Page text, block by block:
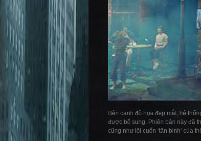
Bên cạnh đồ họa đẹp mắt, hệ
được bổ sung. Phiên bản này đã
cũng như lôi cuốn ‘tân binh’ của